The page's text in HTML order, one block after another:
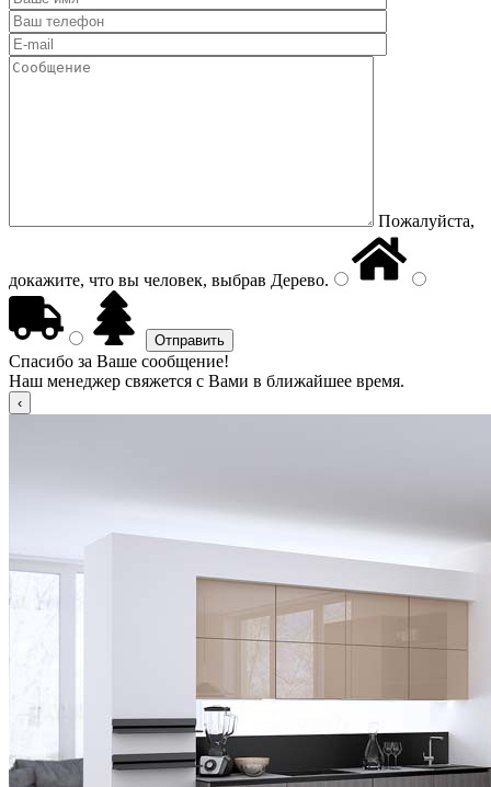
Пожалуйста,
докажите, что вы человек, выбрав Дерево.
Спасибо за Ваше сообщение!
Наш менеджер свяжется с Вами в ближайшее время.